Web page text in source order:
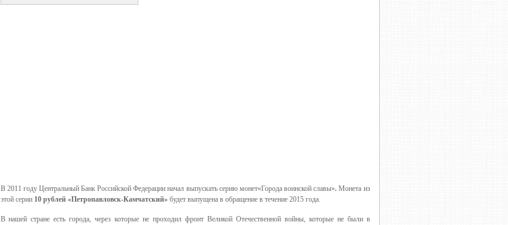
В 2011 году Центральный Банк Российской Федерации начал выпускать серию монет«Города воинской славы». Монета из
этой серии 10 рублей «Петропавловск-Камчатский»будет выпущена в обращение в течение 2015 года.
В нашей стране есть города, через которые не проходил фронт Великой Отечественной войны, которые не были в